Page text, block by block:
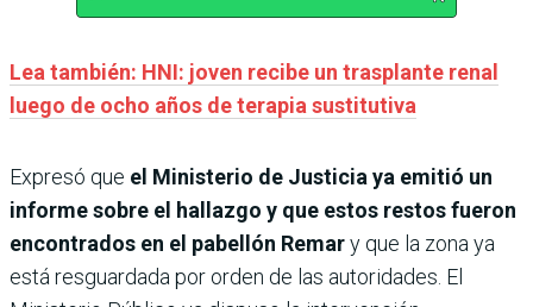
Lea también: HNI: joven recibe un trasplante renal
luego de ocho años de terapia sustitutiva
Expresó que el Ministerio de Justicia ya emitió un
informe sobre el hallazgo y que estos restos fueron
encontrados en el pabellón Remary que la zona ya
está resguardada por orden de las autoridades. El